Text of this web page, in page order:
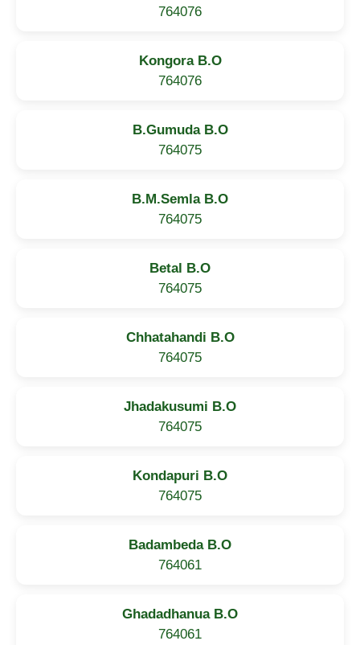
764076
Kongora B.O
764076
B.Gumuda B.O
764075
B.M.Semla B.O
764075
Betal B.O
764075
Chhatahandi B.O
764075
Jhadakusumi B.O
764075
Kondapuri B.O
764075
Badambeda B.O
764061
Ghadadhanua B.O
764061